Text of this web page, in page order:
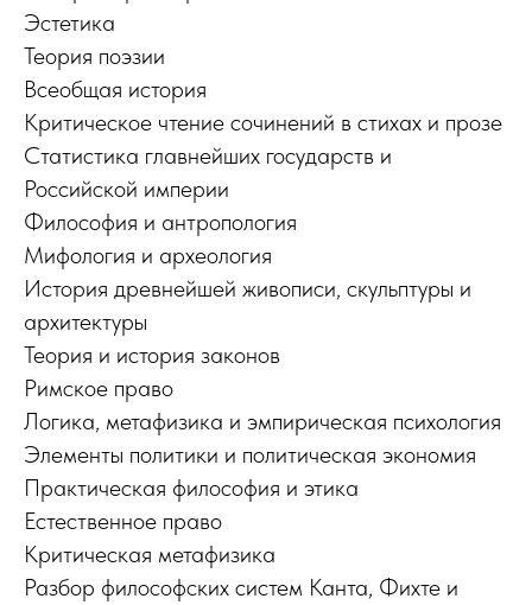
Эстетика
Теория поэзии
Всеобщая история
Критическое чтение сочинений в стихах и прозе
Статистика главнейших государств и
Российской империи
Философия и антропология
Мифология и археология
История древнейшей живописи, скульптуры и
архитектуры
Теория и история законов
Римское право
Логика, метафизика и эмпирическая психология
Элементы политики и политическая экономия
Практическая философия и этика
Естественное право
Критическая метафизика
Разбор философских систем Канта, Фихте и